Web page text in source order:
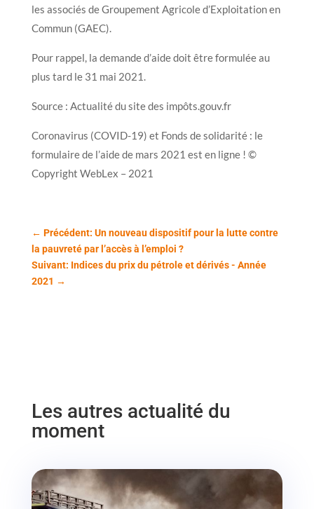
les associés de Groupement Agricole d’Exploitation en
Commun (GAEC).
Pour rappel, la demande d’aide doit être formulée au
plus tard le 31 mai 2021.
Source : Actualité du site des impôts.gouv.fr
Coronavirus (COVID-19) et Fonds de solidarité : le
formulaire de l’aide de mars 2021 est en ligne ! ©
Copyright WebLex – 2021
← Précédent: Un nouveau dispositif pour la lutte contre
la pauvreté par l’accès à l’emploi ?
Suivant: Indices du prix du pétrole et dérivés - Année
2021 →
Les autres actualité du
moment